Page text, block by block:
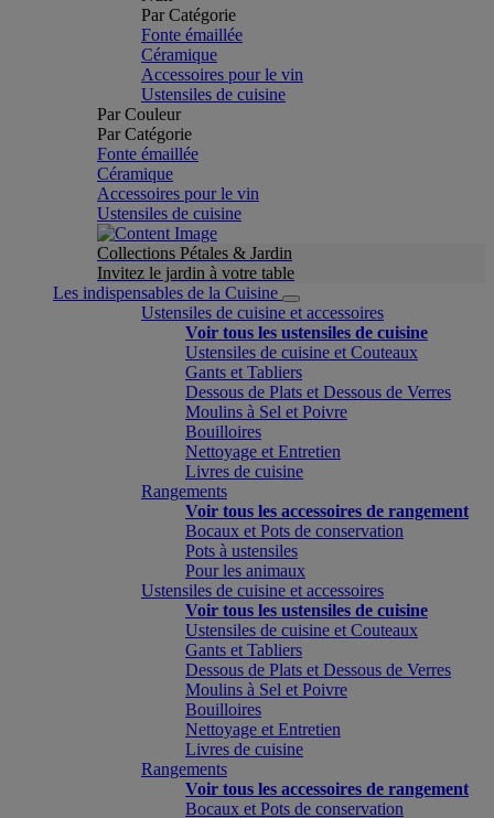
Par Catégorie
Fonte émaillée
Céramique
Accessoires pour le vin
Ustensiles de cuisine
Par Couleur
Par Catégorie
Fonte émaillée
Céramique
Accessoires pour le vin
Ustensiles de cuisine
Collections Pétales & Jardin
Invitez le jardin à votre table
Les indispensables de la Cuisine
Ustensiles de cuisine et accessoires
Voir tous les ustensiles de cuisine
Ustensiles de cuisine et Couteaux
Gants et Tabliers
Dessous de Plats et Dessous de Verres
Moulins à Sel et Poivre
Bouilloires
Nettoyage et Entretien
Livres de cuisine
Rangements
Voir tous les accessoires de rangement
Bocaux et Pots de conservation
Pots à ustensiles
Pour les animaux
Ustensiles de cuisine et accessoires
Voir tous les ustensiles de cuisine
Ustensiles de cuisine et Couteaux
Gants et Tabliers
Dessous de Plats et Dessous de Verres
Moulins à Sel et Poivre
Bouilloires
Nettoyage et Entretien
Livres de cuisine
Rangements
Voir tous les accessoires de rangement
Bocaux et Pots de conservation